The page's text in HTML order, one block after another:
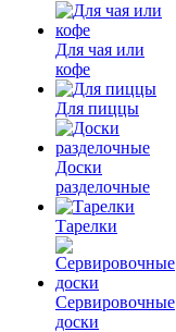
Для чая или
кофе
Для пиццы
Доски
разделочные
Тарелки
Сервировочные
доски